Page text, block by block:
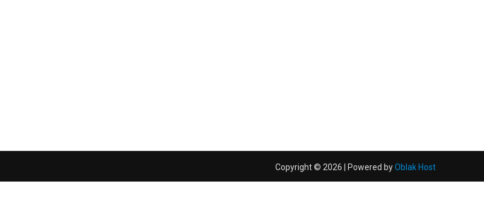
Copyright © 2026 | Powered byOblak Host